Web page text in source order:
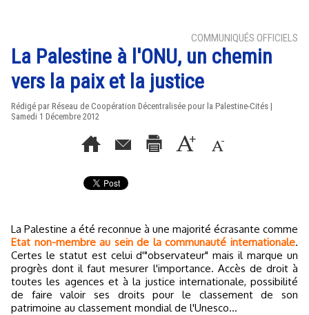
COMMUNIQUÉS OFFICIELS
La Palestine à l'ONU, un chemin
vers la paix et la justice
Rédigé par Réseau de Coopération Décentralisée pour la Palestine-Cités |
Samedi 1 Décembre 2012
La Palestine a été reconnue à une majorité écrasante comme
Etat non-membre au sein de la communauté internationale.
Certes le statut est celui d'"observateur" mais il marque un
progrès dont il faut mesurer l'importance. Accès de droit à
toutes les agences et à la justice internationale, possibilité
de faire valoir ses droits pour le classement de son
patrimoine au classement mondial de l'Unesco...